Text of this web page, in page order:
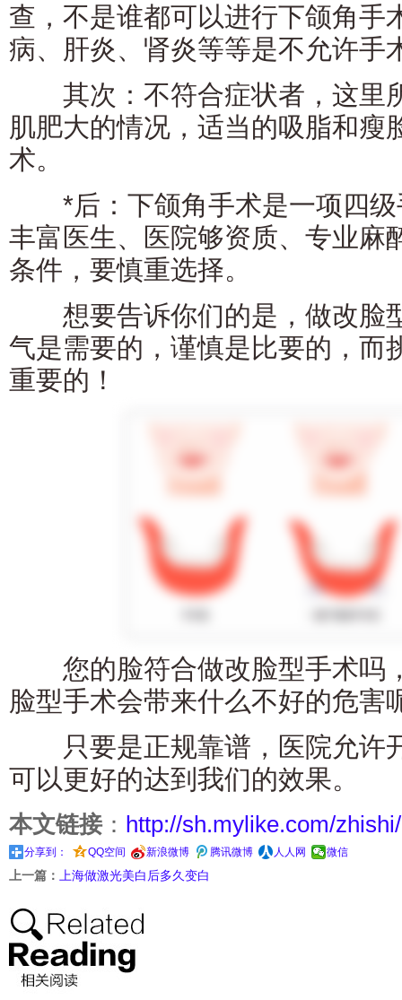
查，不是谁都可以进行下颌角手
病、肝炎、肾炎等等是不允许手
其次：不符合症状者，这里
肌肥大的情况，适当的吸脂和瘦
术。
*后：下颌角手术是一项四级
丰富医生、医院够资质、专业麻
条件，要慎重选择。
想要告诉你们的是，做改脸
气是需要的，谨慎是比要的，而
重要的！
您的脸符合做改脸型手术吗
脸型手术会带来什么不好的危害
只要是正规靠谱，医院允许
可以更好的达到我们的效果。
本文链接： http://sh.mylike.com/
分享到： QQ空间 新浪微博 腾讯微博 人人网 微信
上一篇： 上海做激光美白后多久变白